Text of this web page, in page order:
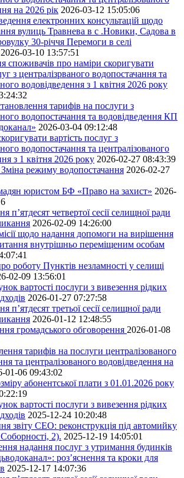
на 2026 рік 2026-03-12 15:05:06
електронних консультацій щодо
вулиць Травнева в с .Новики, Садова в
30-річчя Перемоги в селі
2026-03-10 13:57:51
споживачів про наміри скоригувати
з централізрваного водопостачання та
водовідведення з 1 квітня 2026 року
тарифів на послуги з
водопостачання та водовідведення КП
2026-03-04 09:12:48
вартість послуг з
водопостачання та централізованого
з 1 квітня 2026 року 2026-02-27 08:43:39
режиму водопостачання 2026-02-27
юристом БФ «Право на захист» 2026-
п’ятдесят четвертої сесії селищної ради
2026-02-09 14:26:00
щодо надання допомоги на вирішення
внутрішньо переміщеним особам
роботу Пунктів незламності у селищі
02-09 13:56:01
вартості послуги з вивезення рідких
2026-01-27 07:27:58
п’ятдесят третьої сесії селищної ради
2026-01-12 12:48:55
громадського обговорення 2026-01-08
тарифів на послуги централізованого
та централізованого водовідведення на
01-06 09:43:02
абонентської плати з 01.01.2026 року
вартості послуги з вивезення рідких
2025-12-24 10:20:48
звіту СЕО: реконструкція під автомийку
2). 2025-12-19 14:05:01
надання послуг з утримання будинків
роз’яснення та кроки для
2025-12-17 14:07:36